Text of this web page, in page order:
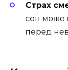
Страх
сон може
перед